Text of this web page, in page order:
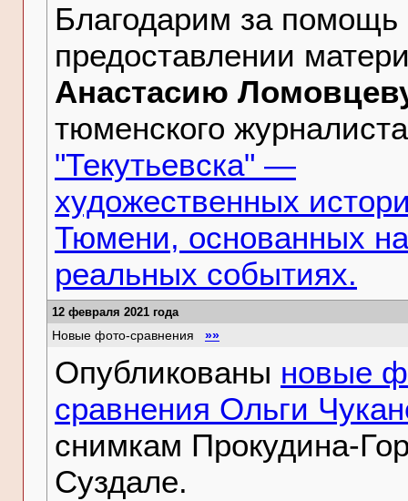
Благодарим за помощь
предоставлении
Анастасию
тюменского
"Текутьевска" —
художественных
Тюмени, основанных на
реальных событиях.
12 февраля 2021 года
Новые фото-сравнения »»
Опубликованы новые
сравнения Ольги
снимкам Прокудина-
Суздале.